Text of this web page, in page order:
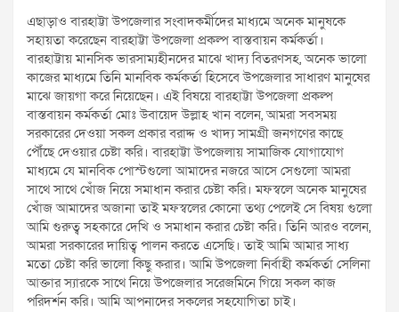
এছাড়াও বারহাট্টা উপজেলার সংবাদকর্মীদের মাধ্যমে অনেক মানুষকে
সহায়তা করেছেন বারহাট্টা উপজেলা প্রকল্প বাস্তবায়ন কর্মকর্তা।
বারহাট্টায় মানসিক ভারসাম্যহীনদের মাঝে খাদ্য বিতরণসহ, অনেক ভালো
কাজের মাধ্যমে তিনি মানবিক কর্মকর্তা হিসেবে উপজেলার সাধারণ মানুষের
মাঝে জায়গা করে নিয়েছেন। এই বিষয়ে বারহাট্টা উপজেলা প্রকল্প
বাস্তবায়ন কর্মকর্তা মোঃ উবায়েদ উল্লাহ খান বলেন, আমরা সবসময়
সরকারের দেওয়া সকল প্রকার বরাদ্দ ও খাদ্য সামগ্রী জনগণের কাছে
পৌঁছে দেওয়ার চেষ্টা করি। বারহাট্টা উপজেলায় সামাজিক যোগাযোগ
মাধ্যমে যে মানবিক পোস্টগুলো আমাদের নজরে আসে সেগুলো আমরা
সাথে সাথে খোঁজ নিয়ে সমাধান করার চেষ্টা করি। মফস্বলে অনেক মানুষের
খোঁজ আমাদের অজানা তাই মফস্বলের কোনো তথ্য পেলেই সে বিষয় গুলো
আমি গুরুত্ব সহকারে দেখি ও সমাধান করার চেষ্টা করি। তিনি আরও বলেন,
আমরা সরকারের দায়িত্ব পালন করতে এসেছি। তাই আমি আমার সাধ্য
মতো চেষ্টা করি ভালো কিছু করার। আমি উপজেলা নির্বাহী কর্মকর্তা সেলিনা
আক্তার স্যারকে সাথে নিয়ে উপজেলার সরেজমিনে গিয়ে সকল কাজ
পরিদর্শন করি। আমি আপনাদের সকলের সহযোগিতা চাই।